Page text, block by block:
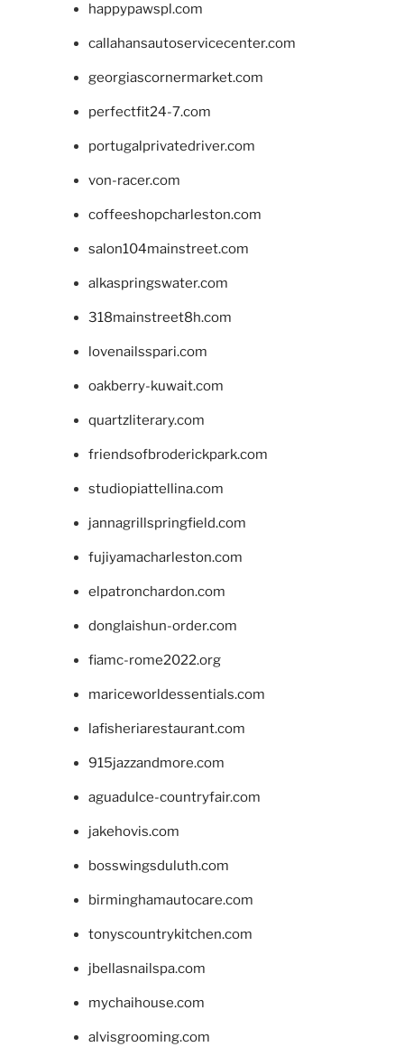
happypawspl.com
callahansautoservicecenter.com
georgiascornermarket.com
perfectfit24-7.com
portugalprivatedriver.com
von-racer.com
coffeeshopcharleston.com
salon104mainstreet.com
alkaspringswater.com
318mainstreet8h.com
lovenailsspari.com
oakberry-kuwait.com
quartzliterary.com
friendsofbroderickpark.com
studiopiattellina.com
jannagrillspringfield.com
fujiyamacharleston.com
elpatronchardon.com
donglaishun-order.com
fiamc-rome2022.org
mariceworldessentials.com
lafisheriarestaurant.com
915jazzandmore.com
aguadulce-countryfair.com
jakehovis.com
bosswingsduluth.com
birminghamautocare.com
tonyscountrykitchen.com
jbellasnailspa.com
mychaihouse.com
alvisgrooming.com